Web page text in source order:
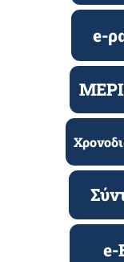
e-
e-